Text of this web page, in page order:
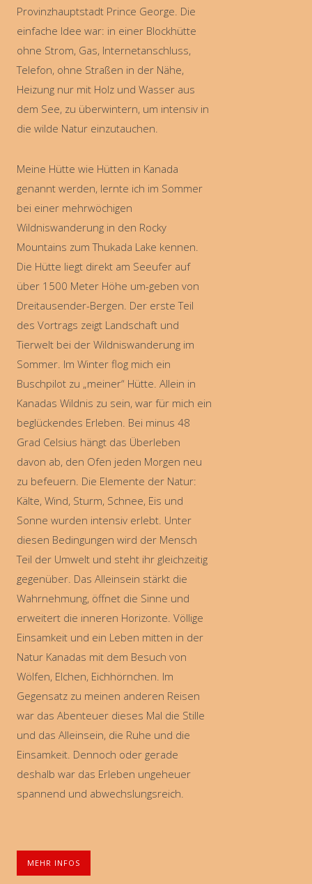
Provinzhauptstadt Prince George. Die
einfache Idee war: in einer Blockhütte
ohne Strom, Gas, Internetanschluss,
Telefon, ohne Straßen in der Nähe,
Heizung nur mit Holz und Wasser aus
dem See, zu überwintern, um intensiv in
die wilde Natur einzutauchen.
Meine Hütte wie Hütten in Kanada
genannt werden, lernte ich im Sommer
bei einer mehrwöchigen
Wildniswanderung in den Rocky
Mountains zum Thukada Lake kennen.
Die Hütte liegt direkt am Seeufer auf
über 1500 Meter Höhe um-geben von
Dreitausender-Bergen. Der erste Teil
des Vortrags zeigt Landschaft und
Tierwelt bei der Wildniswanderung im
Sommer. Im Winter flog mich ein
Buschpilot zu „meiner“ Hütte. Allein in
Kanadas Wildnis zu sein, war für mich ein
beglückendes Erleben. Bei minus 48
Grad Celsius hängt das Überleben
davon ab, den Ofen jeden Morgen neu
zu befeuern. Die Elemente der Natur:
Kälte, Wind, Sturm, Schnee, Eis und
Sonne wurden intensiv erlebt. Unter
diesen Bedingungen wird der Mensch
Teil der Umwelt und steht ihr gleichzeitig
gegenüber. Das Alleinsein stärkt die
Wahrnehmung, öffnet die Sinne und
erweitert die inneren Horizonte. Völlige
Einsamkeit und ein Leben mitten in der
Natur Kanadas mit dem Besuch von
Wölfen, Elchen, Eichhörnchen. Im
Gegensatz zu meinen anderen Reisen
war das Abenteuer dieses Mal die Stille
und das Alleinsein, die Ruhe und die
Einsamkeit. Dennoch oder gerade
deshalb war das Erleben ungeheuer
spannend und abwechslungsreich.
MEHR INFOS